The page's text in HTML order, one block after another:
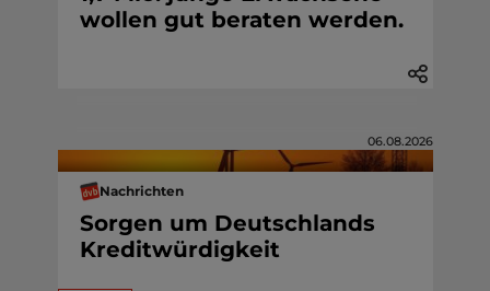
wollen gut beraten werden.
06.08.2026
Nachrichten
Sorgen um Deutschlands
Kreditwürdigkeit